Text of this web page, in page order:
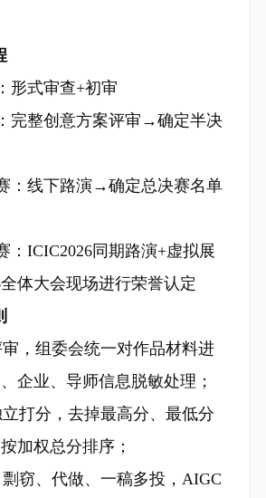
形式审查+初审
完整创意方案评审→确定半决
：线下路演→确定总决赛名单
ICIC2026同期路演+虚拟展
体大会现场进行荣誉认定
，组委会统一对作品材料进
企业、导师信息脱敏处理；
打分，去掉最高分、最低分
加权总分排序；
窃、代做、一稿多投，AIGC